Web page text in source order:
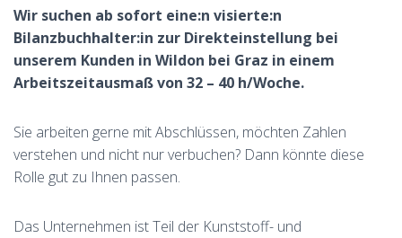
Wir suchen ab sofort eine:n visierte:n
Bilanzbuchhalter:in zur Direkteinstellung bei
unserem Kunden in Wildon bei Graz in einem
Arbeitszeitausmaß von 32 – 40 h/Woche.
Sie arbeiten gerne mit Abschlüssen, möchten Zahlen
verstehen und nicht nur verbuchen? Dann könnte diese
Rolle gut zu Ihnen passen.
Das Unternehmen ist Teil der Kunststoff- und